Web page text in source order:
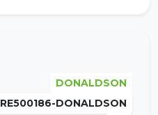
DONALDSON
RE500186-DONALDSON